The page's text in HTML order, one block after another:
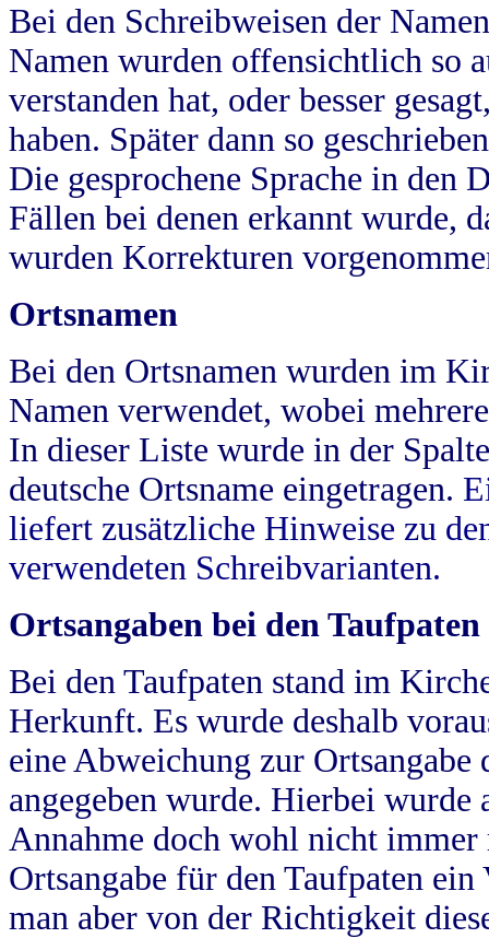
Bei den Schreibweisen der
Namen wurden offensichtlich so
verstanden hat, oder besser
haben. Später dann so
Die gesprochene Sprache in
Fällen bei denen erkannt wurde,
wurden Korrekturen
Ortsnamen
Bei den Ortsnamen wurden im
Namen verwendet, wobei
In dieser Liste wurde in der
deutsche Ortsname eingetragen.
liefert zusätzliche Hinweise zu
verwendeten Schreibvarianten.
Ortsangaben bei den Taufpaten
Bei den Taufpaten stand im
Herkunft. Es wurde deshalb
eine Abweichung zur
angegeben wurde. Hierbei wurde
Annahme doch wohl nicht
Ortsangabe für den Taufpaten
man aber von der Richtigkeit